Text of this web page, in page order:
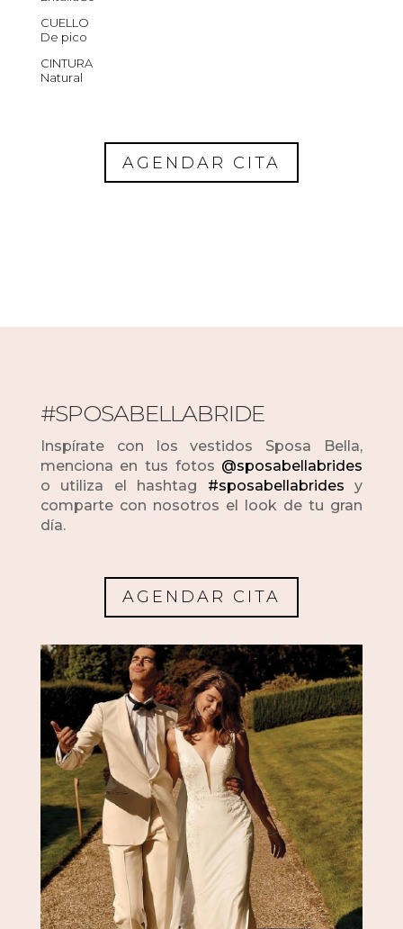
CUELLO
De pico
CINTURA
Natural
AGENDAR CITA
#SPOSABELLABRIDE
Inspírate con los vestidos Sposa Bella,
menciona en tus fotos @sposabellabrides
o utiliza el hashtag #sposabellabrides y
comparte con nosotros el look de tu gran
día.
AGENDAR CITA